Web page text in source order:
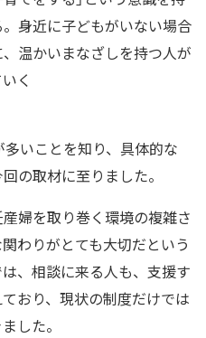
身近に子どもがいない場合
温かいまなざしを持つ人が
く
多いことを知り、具体的な
の取材に至りました。
婦を取り巻く環境の複雑さ
わりがとても大切だという
、相談に来る人も、支援す
おり、現状の制度だけでは
した。